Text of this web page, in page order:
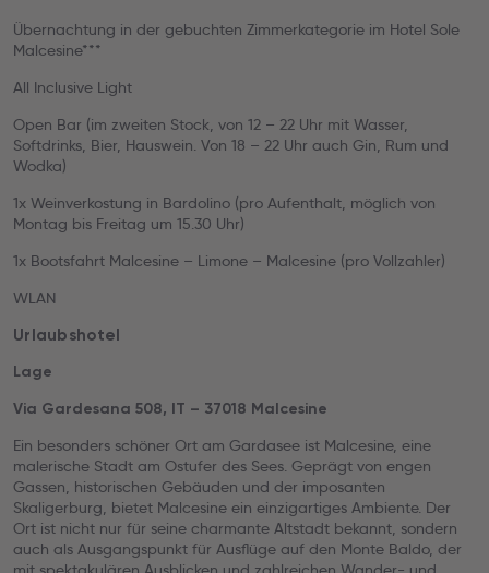
Übernachtung in der gebuchten Zimmerkategorie im Hotel Sole
Malcesine***
All Inclusive Light
Open Bar (im zweiten Stock, von 12 – 22 Uhr mit Wasser,
Softdrinks, Bier, Hauswein. Von 18 – 22 Uhr auch Gin, Rum und
Wodka)
1x Weinverkostung in Bardolino (pro Aufenthalt, möglich von
Montag bis Freitag um 15.30 Uhr)
1x Bootsfahrt Malcesine – Limone – Malcesine (pro Vollzahler)
WLAN
Urlaubshotel
Lage
Via Gardesana 508, IT – 37018 Malcesine
Ein besonders schöner Ort am Gardasee ist Malcesine, eine
malerische Stadt am Ostufer des Sees. Geprägt von engen
Gassen, historischen Gebäuden und der imposanten
Skaligerburg, bietet Malcesine ein einzigartiges Ambiente. Der
Ort ist nicht nur für seine charmante Altstadt bekannt, sondern
auch als Ausgangspunkt für Ausflüge auf den Monte Baldo, der